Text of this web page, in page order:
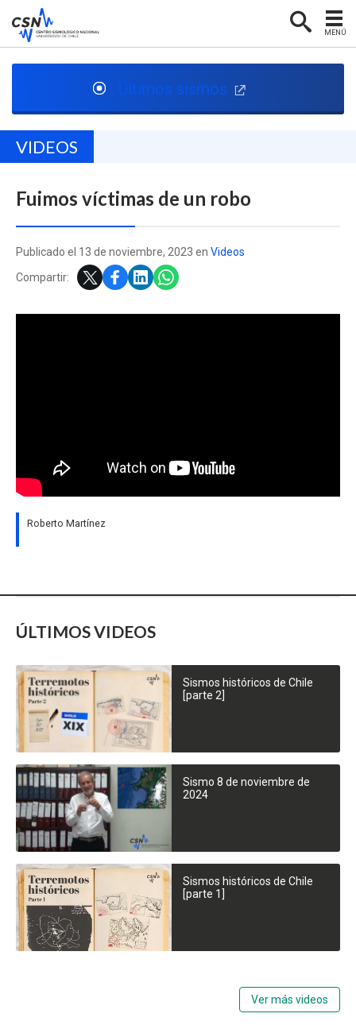
MENÚ
PORTADA
CENTRO SISMOLÓGICO
NOTICIAS
Últimos sismos
VIDEOS
Fuimos víctimas de un robo
Publicado el 13 de noviembre, 2023 en Videos
Compartir:
Roberto Martínez
ÚLTIMOS VIDEOS
Sismos históricos de Chile
[parte 2]
Sismo 8 de noviembre de
2024
Sismos históricos de Chile
[parte 1]
Ver más videos